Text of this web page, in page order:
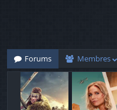
Forums
Membres